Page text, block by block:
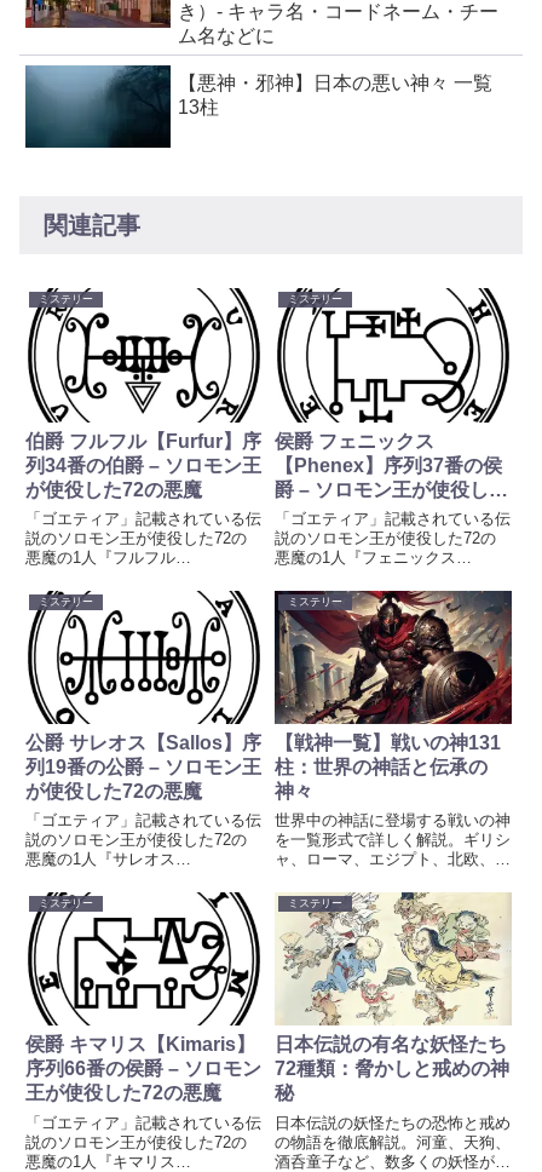
き）- キャラ名・コードネーム・チー
ム名などに
【悪神・邪神】日本の悪い神々 一覧
13柱
関連記事
ミステリー
伯爵 フルフル【Furfur】序
列34番の伯爵 – ソロモン王
が使役した72の悪魔
「ゴエティア」記載されている伝
説のソロモン王が使役した72の
悪魔の1人『フルフル
（悪魔の階級）、姿、能力、軍団
について紹介しています。創作、
キャラクター、オンラインゲーム
の名前など、ネーミングのアイデ
アとしてもご活用ください。「ゴ
エティア」は、17世紀から伝わ
る作者不明のグリモワール（魔術
書）『レメゲトン』の第一書の表
題であり、ソロモン王が使役した
とされる105人の悪魔を呼び出し
て様々な願望をかなえる手順を記
したものです。
ミステリー
侯爵 フェニックス
【Phenex】序列37番の侯
爵 – ソロモン王が使役した
72の悪魔
「ゴエティア」記載されている伝
説のソロモン王が使役した72の
悪魔の1人『フェニックス
位（悪魔の階級）、姿、能力、軍
団について紹介しています。創
作、キャラクター、オンラインゲ
ームの名前など、ネーミングのア
イデアとしてもご活用ください。
「ゴエティア」は、17世紀から
伝わる作者不明のグリモワール
（魔術書）『レメゲトン』の第一
書の表題であり、ソロモン王が使
役したとされる108人の悪魔を呼
び出して様々な願望をかなえる手
順を記したものです。
ミステリー
公爵 サレオス【Sallos】序
列19番の公爵 – ソロモン王
が使役した72の悪魔
「ゴエティア」記載されている伝
説のソロモン王が使役した72の
悪魔の1人『サレオス
（悪魔の階級）、姿、能力、軍団
について紹介しています。創作、
キャラクター、オンラインゲーム
の名前など、ネーミングのアイデ
アとしてもご活用ください。「ゴ
エティア」は、17世紀から伝わ
る作者不明のグリモワール（魔術
書）『レメゲトン』の第一書の表
題であり、ソロモン王が使役した
とされる90人の悪魔を呼び出し
て様々な願望をかなえる手順を記
したものです。
ミステリー
【戦神一覧】戦いの神131
柱：世界の神話と伝承の
神々
世界中の神話に登場する戦いの神
を一覧形式で詳しく解説。ギリシ
ャ、ローマ、エジプト、北欧、ア
承に見る戦神たちの背景や役割を
紹介します。
ミステリー
侯爵 キマリス【Kimaris】
序列66番の侯爵 – ソロモン
王が使役した72の悪魔
「ゴエティア」記載されている伝
説のソロモン王が使役した72の
悪魔の1人『キマリス
ミステリー
日本伝説の有名な妖怪たち
72種類：脅かしと戒めの神
秘
日本伝説の妖怪たちの恐怖と戒め
の物語を徹底解説。河童、天狗、
酒呑童子など、数多くの妖怪が伝